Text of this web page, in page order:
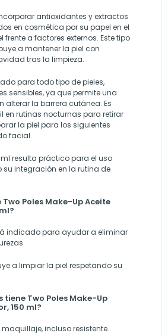
antioxidantes y extractos
en cosmética por su papel en el
a factores externos. Este tipo
a mantener la piel con
tras la limpieza.
para todo tipo de pieles,
sensibles, ya que permite una
alterar la barrera cutánea. Es
en rutinas nocturnas para retirar
la piel para los siguientes
facial.
ml resulta práctico para el uso
integración en la rutina de
Poles Make-Up Aceite
indicado para ayudar a eliminar
a limpiar la piel respetando su
tiene Two Poles Make-Up
150 ml?
incluso resistente.